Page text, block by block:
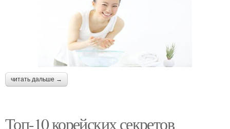
читать дальше →
Топ-10 корейских секретов